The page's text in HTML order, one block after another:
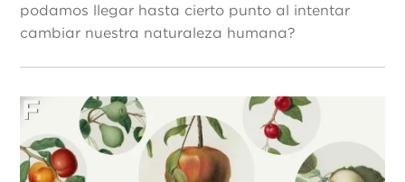
podamos llegar hasta cierto punto al intentar
cambiar nuestra naturaleza humana?